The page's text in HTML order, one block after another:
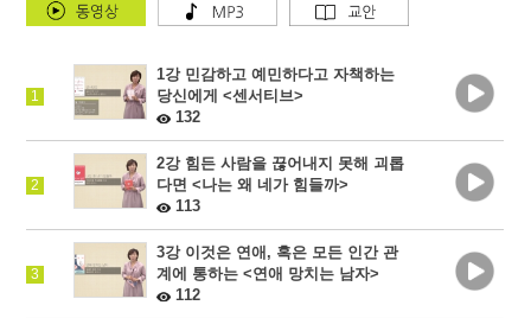
1
1강 민감하고 예민하다고 자책하는
당신에게 <센서티브>
132
2
2강 힘든 사람을 끊어내지 못해 괴롭
다면 <나는 왜 네가 힘들까>
113
3
3강 이것은 연애, 혹은 모든 인간 관
계에 통하는 <연애 망치는 남자>
112